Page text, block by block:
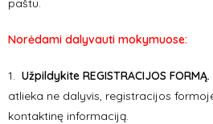
paštu.
Norėdami dalyvauti mokymuose:
1. Užpildykite REGISTRACIJOS
atlieka ne dalyvis, registracijos
kontaktinę informaciją.